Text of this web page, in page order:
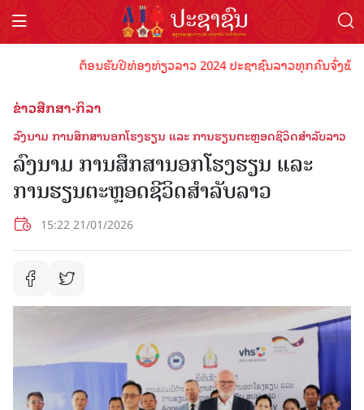
ຕ້ອນຮັບປີທ່ອງທ່ຽວລາວ 2024 ປະຊາຊົນລາວທຸກຄົນຈົ່ງພ້ອ
ຂ່າວສືກສາ-ກິລາ
ລົງນາມ ການສຶກສານອກໂຮງຮຽນ ແລະ ການຮຽນຕະຫຼອດຊີວິດສຳລັບລາວ
ລົງນາມ ການສຶກສານອກໂຮງຮຽນ ແລະ
ການຮຽນຕະຫຼອດຊີວິດສຳລັບລາວ
15:22 21/01/2026